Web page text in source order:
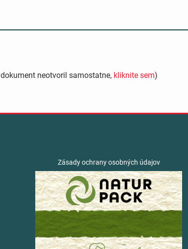
neotvoril samostatne, kliknite sem)
Zásady ochrany osobných údajov